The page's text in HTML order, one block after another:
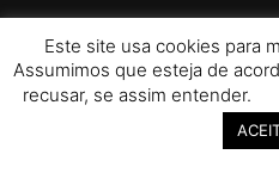
Este site usa cookies para
Assumimos que esteja de
recusar, se assim entender.